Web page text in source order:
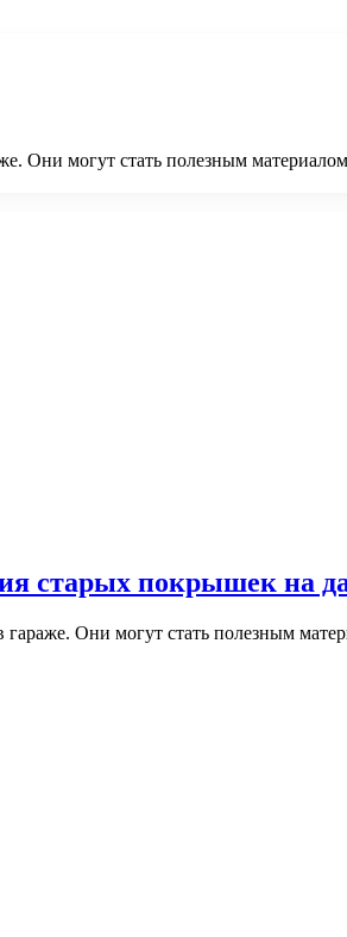
Они могут стать полезным
старых покрышек на
Они могут стать полезным